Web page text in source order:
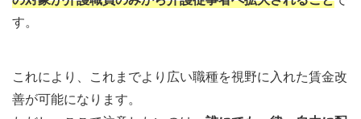
す。
これにより、これまでより広い職種を視野に入れた賃金改
善が可能になります。